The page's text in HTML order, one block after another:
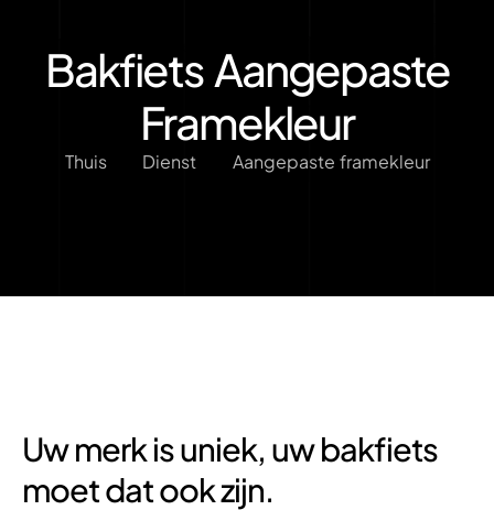
Bakfiets Aangepaste
Framekleur
Thuis Dienst Aangepaste framekleur
Uw merk is uniek, uw bakfiets
moet dat ook zijn.